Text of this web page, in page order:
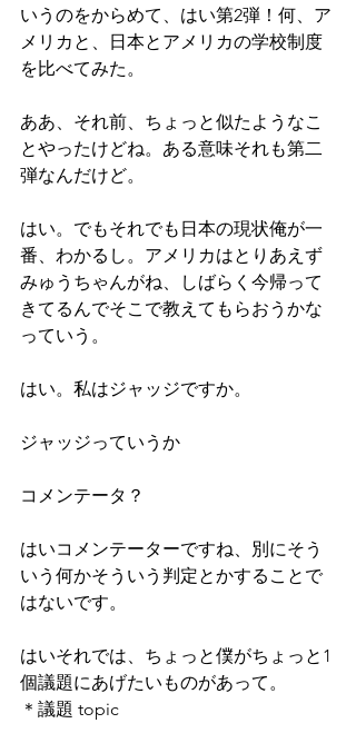
いうのをからめて、はい第2弾！何、ア
メリカと、日本とアメリカの学校制度
を比べてみた。
ああ、それ前、ちょっと似たようなこ
とやったけどね。ある意味それも第二
弾なんだけど。
はい。でもそれでも日本の現状俺が一
番、わかるし。アメリカはとりあえず
みゅうちゃんがね、しばらく今帰って
きてるんでそこで教えてもらおうかな
っていう。
はい。私はジャッジですか。
ジャッジっていうか
コメンテータ？
はいコメンテーターですね、別にそう
いう何かそういう判定とかすることで
はないです。
はいそれでは、ちょっと僕がちょっと1
個議題にあげたいものがあって。
＊議題 topic